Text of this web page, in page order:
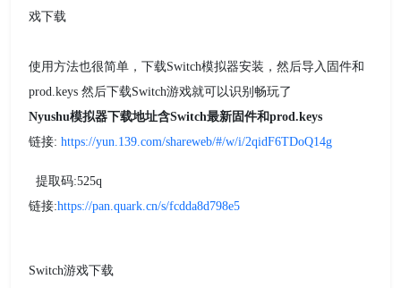
戏下载
使用方法也很简单，下载Switch模拟器安装，然后导入固件和
prod.keys 然后下载Switch游戏就可以识别畅玩了
Nyushu模拟器下载地址含Switch最新固件和prod.keys
链接: https://yun.139.com/shareweb/#/w/i/2qidF6TDoQ14g
提取码:525q
链接:https://pan.quark.cn/s/fcdda8d798e5
Switch游戏下载